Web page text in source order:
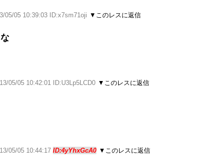
05/05 10:39:03 ID:x7sm71oji ▼このレスに返信
05/05 10:42:01 ID:U3Lp5LCD0 ▼このレスに返信
05/05 10:44:17 ID:4yYhxGcA0 ▼このレスに返信